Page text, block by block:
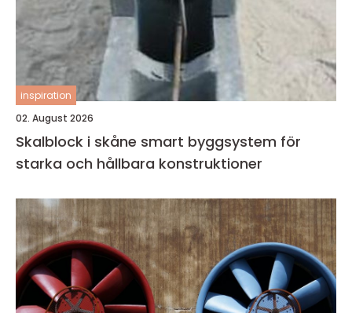
inspiration
02. August 2026
Skalblock i skåne smart byggsystem för
starka och hållbara konstruktioner